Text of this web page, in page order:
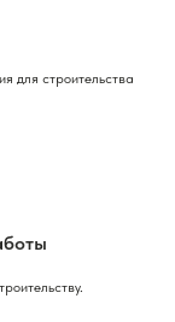
для строительства